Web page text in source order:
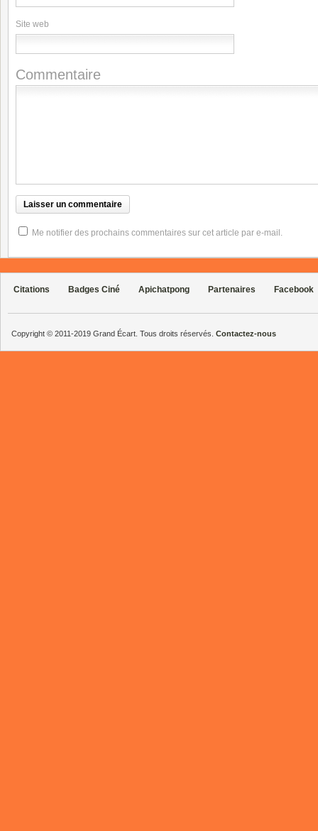
Site web
Commentaire
Me notifier des prochains commentaires sur cet article par e-mail.
Citations Badges Ciné Apichatpong Partenaires Facebook
Copyright © 2011-2019 Grand Écart. Tous droits réservés. Contactez-nous